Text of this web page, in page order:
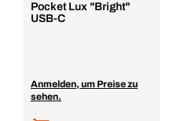
Pocket Lux "Bright"
USB-C
Anmelden, um Preise zu
sehen.